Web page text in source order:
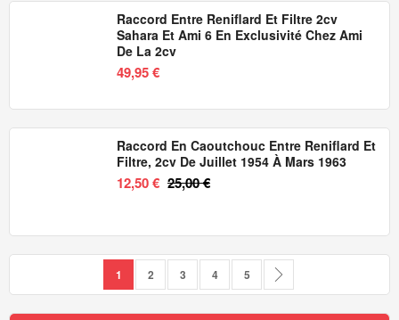
Raccord Entre Reniflard Et Filtre 2cv
Sahara Et Ami 6 En Exclusivité Chez Ami
De La 2cv
49,95 €
Raccord En Caoutchouc Entre Reniflard Et
Filtre, 2cv De Juillet 1954 À Mars 1963
12,50 € 25,00 €
Vous lisez actuellement la page
1 Page
2 Page
3 Page
4 Page
5